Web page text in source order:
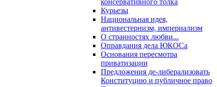
консервативного толка
Курьезы
Национальная идея,
антивестернизм, империализм
О странностях любви...
Оправдания дела ЮКОСа
Основания пересмотра
приватизации
Предложения де-либерализовать
Конституцию и публичное право